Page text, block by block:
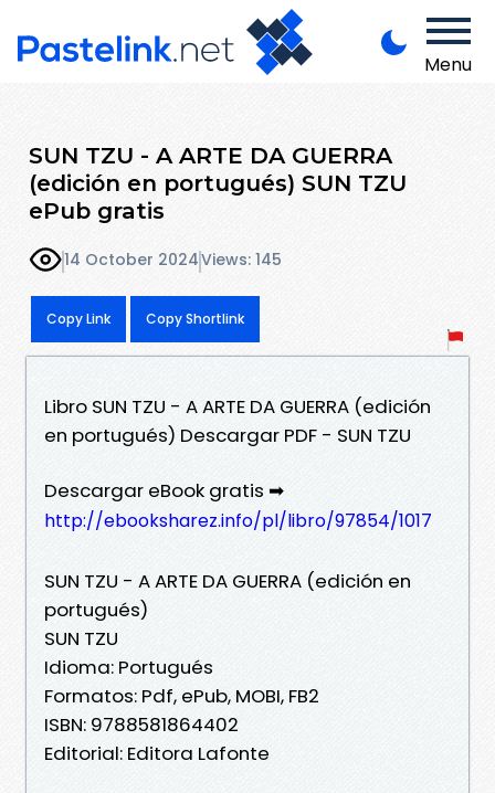
Menu
SUN TZU - A ARTE DA GUERRA
(edición en portugués) SUN TZU
ePub gratis
14 October 2024Views: 145
Copy Link Copy Shortlink
Libro SUN TZU - A ARTE DA GUERRA (edición
en portugués) Descargar PDF - SUN TZU
Descargar eBook gratis ➡
http://ebooksharez.info/pl/libro/97854/1017
SUN TZU - A ARTE DA GUERRA (edición en
portugués)
SUN TZU
Idioma: Portugués
Formatos: Pdf, ePub, MOBI, FB2
ISBN: 9788581864402
Editorial: Editora Lafonte